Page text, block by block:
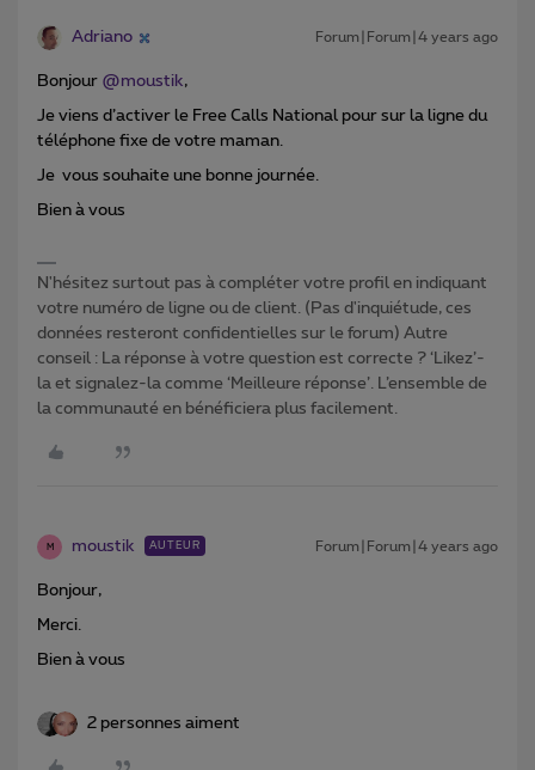
Adriano Forum|Forum|4 years ago
Bonjour @moustik,
Je viens d’activer le Free Calls National pour sur la ligne du
téléphone fixe de votre maman.
Je vous souhaite une bonne journée.
Bien à vous
N'hésitez surtout pas à compléter votre profil en indiquant
votre numéro de ligne ou de client. (Pas d'inquiétude, ces
données resteront confidentielles sur le forum) Autre
conseil : La réponse à votre question est correcte ? ‘Likez’-
la et signalez-la comme ‘Meilleure réponse’. L’ensemble de
la communauté en bénéficiera plus facilement.
M moustik AUTEUR Forum|Forum|4 years ago
Bonjour,
Merci.
Bien à vous
2 personnes aiment